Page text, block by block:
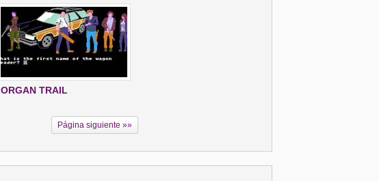
ORGAN TRAIL
Página siguiente »»